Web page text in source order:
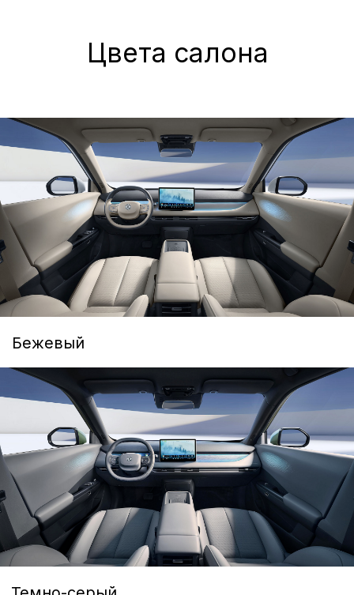
BMW
Porsche
Volkswagen
NORDCROSS (Lynk&Co)
Сервис
Сервис Nissan
Сервис Mercedes-Benz
Сервис BMW
«А-ДРАЙВ» ОФИЦИАЛЬНЫЙ ДИЛЕР
Контакты
Статьи
Сервис Porsche
Сервис Voyah
Сервис AITO SERES
Сервис Volkswagen
Voyah
M-Hero
AITO SERES
Nissan
Haval
Evolute